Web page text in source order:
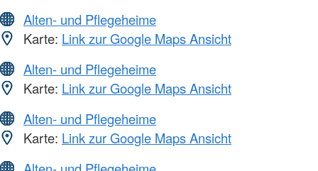
Alten- und Pflegeheime
Karte: Link zur Google Maps Ansicht
Alten- und Pflegeheime
Karte: Link zur Google Maps Ansicht
Alten- und Pflegeheime
Karte: Link zur Google Maps Ansicht